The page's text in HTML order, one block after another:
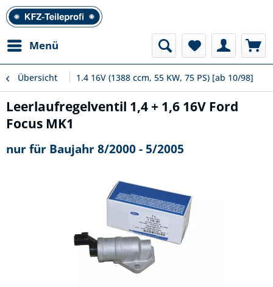
Menü
Übersicht 1.4 16V (1388 ccm, 55 KW, 75 PS) [ab 10/98]
Leerlaufregelventil 1,4 + 1,6 16V Ford
Focus MK1
nur für Baujahr 8/2000 - 5/2005